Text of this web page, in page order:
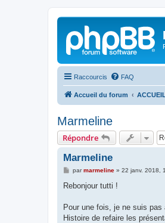
Raccourcis FAQ
Accueil du forum
Marmeline
Répondre
Marmeline
M
s
g
parmarmeline» 22 janv. 2018,
Rebonjour tutti !
Pour une fois, je ne suis
Histoire de refaire les